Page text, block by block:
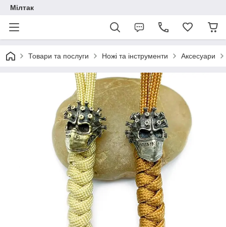
Мілтак
Товари та послуги Ножі та інструменти Аксесуари